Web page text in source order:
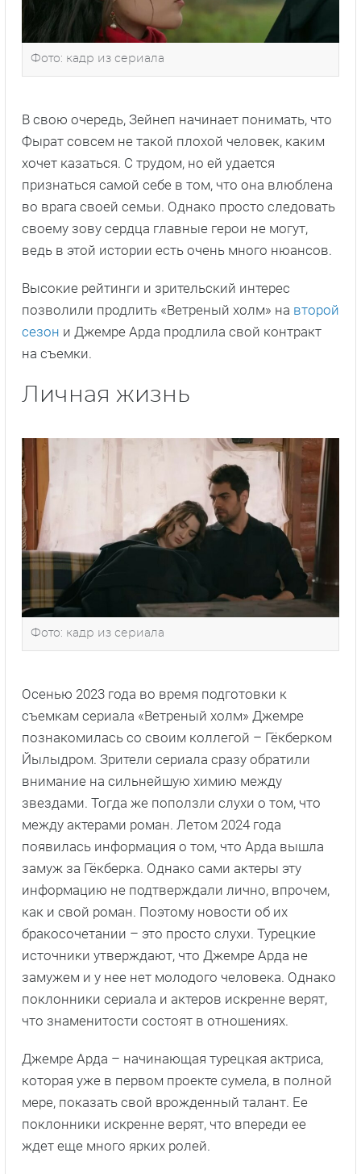
Фото: кадр из сериала
В свою очередь, Зейнеп начинает понимать, что
Фырат совсем не такой плохой человек, каким
хочет казаться. С трудом, но ей удается
признаться самой себе в том, что она влюблена
во врага своей семьи. Однако просто следовать
своему зову сердца главные герои не могут,
ведь в этой истории есть очень много нюансов.
Высокие рейтинги и зрительский интерес
позволили продлить «Ветреный холм» на второй
сезон и Джемре Арда продлила свой контракт
на съемки.
Личная жизнь
Фото: кадр из сериала
Осенью 2023 года во время подготовки к
съемкам сериала «Ветреный холм» Джемре
познакомилась со своим коллегой – Гёкберком
Йылыдром. Зрители сериала сразу обратили
внимание на сильнейшую химию между
звездами. Тогда же поползли слухи о том, что
между актерами роман. Летом 2024 года
появилась информация о том, что Арда вышла
замуж за Гёкберка. Однако сами актеры эту
информацию не подтверждали лично, впрочем,
как и свой роман. Поэтому новости об их
бракосочетании – это просто слухи. Турецкие
источники утверждают, что Джемре Арда не
замужем и у нее нет молодого человека. Однако
поклонники сериала и актеров искренне верят,
что знаменитости состоят в отношениях.
Джемре Арда – начинающая турецкая актриса,
которая уже в первом проекте сумела, в полной
мере, показать свой врожденный талант. Ее
поклонники искренне верят, что впереди ее
ждет еще много ярких ролей.